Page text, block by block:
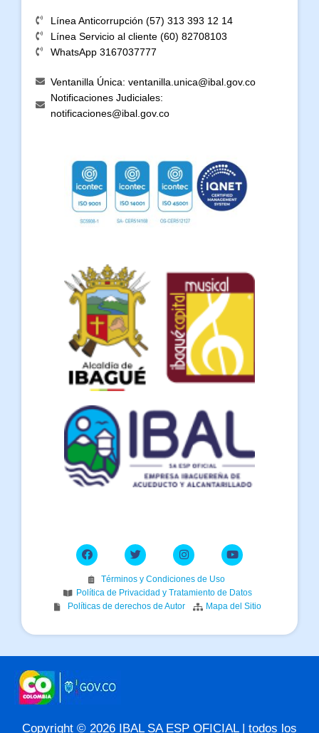
Línea Anticorrupción (57) 313 393 12 14
Línea Servicio al cliente (60) 82708103
WhatsApp 3167037777
Ventanilla Única: ventanilla.unica@ibal.gov.co
Notificaciones Judiciales:
notificaciones@ibal.gov.co
Términos y Condiciones de Uso
Política de Privacidad y Tratamiento de Datos
Políticas de derechos de Autor
Mapa del Sitio
Copyright © 2026 IBAL SA ESP OFICIAL | todos los